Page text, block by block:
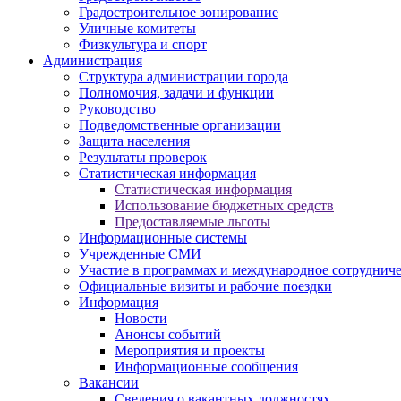
Градостроительное зонирование
Уличные комитеты
Физкультура и спорт
Администрация
Структура администрации города
Полномочия, задачи и функции
Руководство
Подведомственные организации
Защита населения
Результаты проверок
Статистическая информация
Статистическая информация
Использование бюджетных средств
Предоставляемые льготы
Информационные системы
Учрежденные СМИ
Участие в программах и международное
Официальные визиты и рабочие поездки
Информация
Новости
Анонсы событий
Мероприятия и проекты
Информационные сообщения
Вакансии